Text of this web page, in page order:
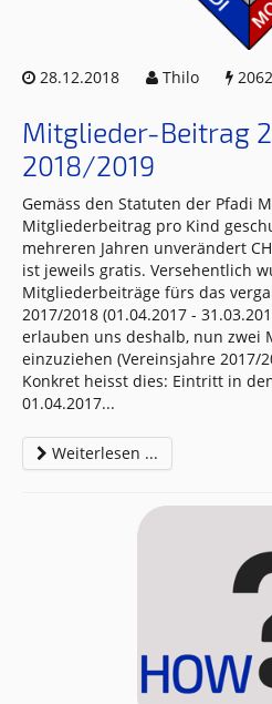
28.12.2018 Thilo 2062
Mitglieder-Beitrag
2018/2019
Gemäss den Statuten der Pfadi
Mitgliederbeitrag pro Kind
mehreren Jahren unverändert
ist jeweils gratis. Versehentlich wurden die
Mitgliederbeiträge fürs das
2017/2018 (01.04.2017 -
erlauben uns deshalb, nun zwei
einzuziehen (Vereinsjahre 2017/
Konkret heisst dies: Eintritt in den Verein vor dem
01.04.2017...
Weiterlesen ...